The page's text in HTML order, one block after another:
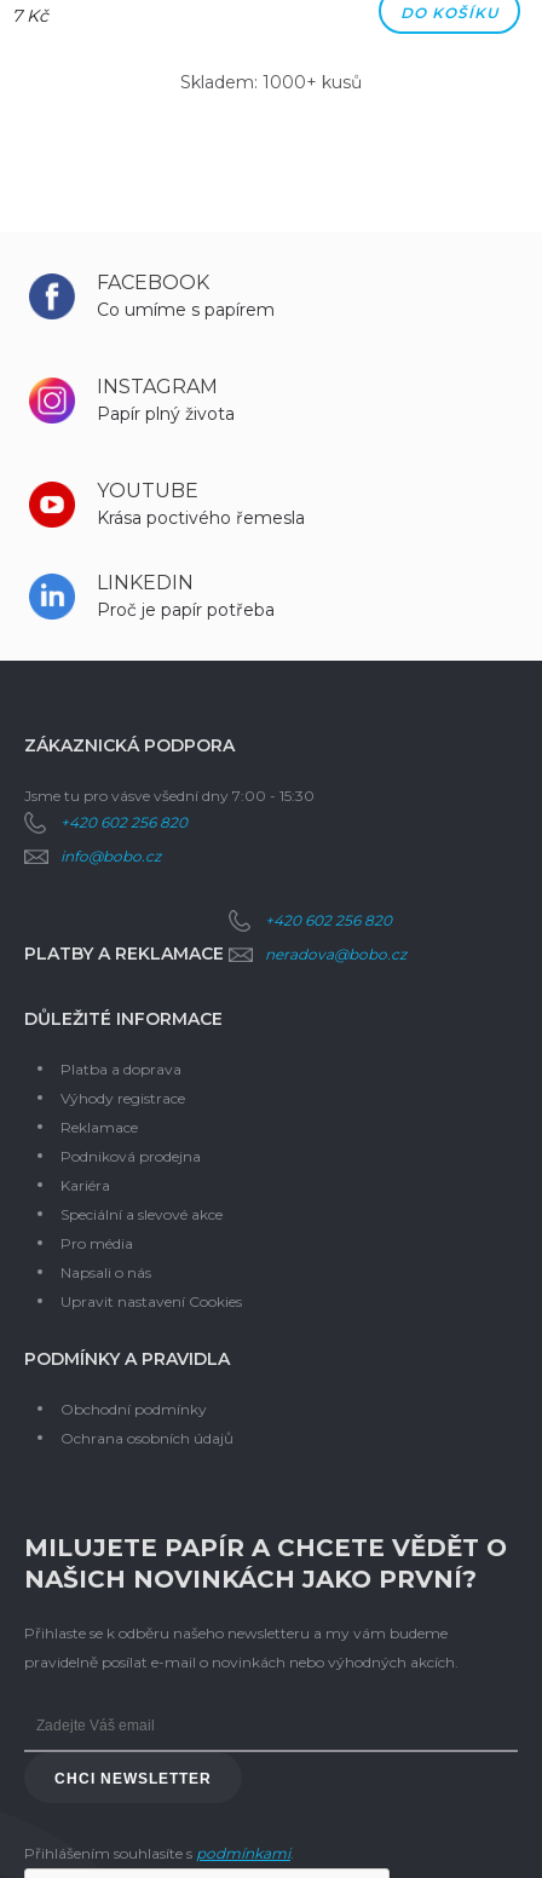
7 Kč DO KOŠÍKU
Skladem: 1000+ kusů
FACEBOOK
Co umíme s papírem
INSTAGRAM
Papír plný života
YOUTUBE
Krása poctivého řemesla
LINKEDIN
Proč je papír potřeba
ZÁKAZNICKÁ PODPORA
Jsme tu pro vásve všední dny 7:00 - 15:30
+420 602 256 820
info@bobo.cz
PLATBY A REKLAMACE
+420 602 256 820
neradova@bobo.cz
DŮLEŽITÉ INFORMACE
Platba a doprava
Výhody registrace
Reklamace
Podniková prodejna
Kariéra
Speciální a slevové akce
Pro média
Napsali o nás
Upravit nastavení Cookies
PODMÍNKY A PRAVIDLA
Obchodní podmínky
Ochrana osobních údajů
MILUJETE PAPÍR A CHCETE VĚDĚT O
NAŠICH NOVINKÁCH JAKO PRVNÍ?
Přihlaste se k odběru našeho newsletteru a my vám budeme
pravidelně posílat e-mail o novinkách nebo výhodných akcích.
CHCI NEWSLETTER
Přihlášením souhlasíte s podmínkami.